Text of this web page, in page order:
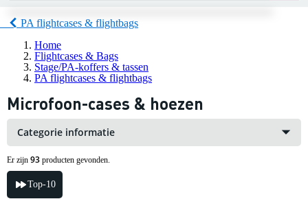
PA flightcases & flightbags
Home
Flightcases & Bags
Stage/PA-koffers & tassen
PA flightcases & flightbags
Microfoon-cases & hoezen
Categorie informatie
Er zijn 93 producten gevonden.
Top-10